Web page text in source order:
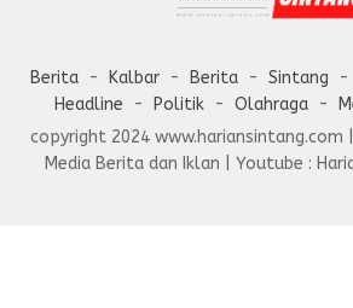
Berita Kalbar Berita Sintang
Headline
Politik Olahraga
copyright 2024 www.hariansintang.com
Media Berita dan Iklan | Youtube :